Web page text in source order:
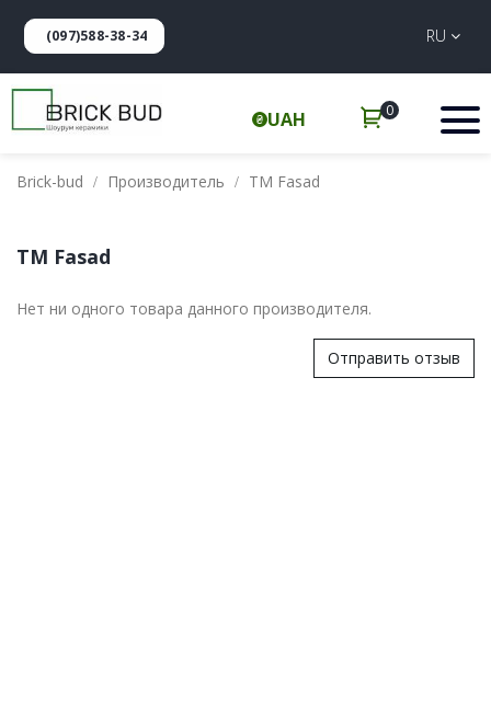
(097)588-38-34 RU
UAH 0
Brick-bud Производитель ТМ Fasad
ТМ Fasad
Нет ни одного товара данного производителя.
Отправить отзыв